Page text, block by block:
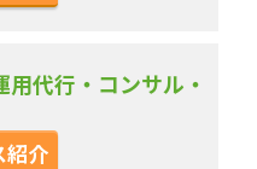
代行・コンサル・
紹介